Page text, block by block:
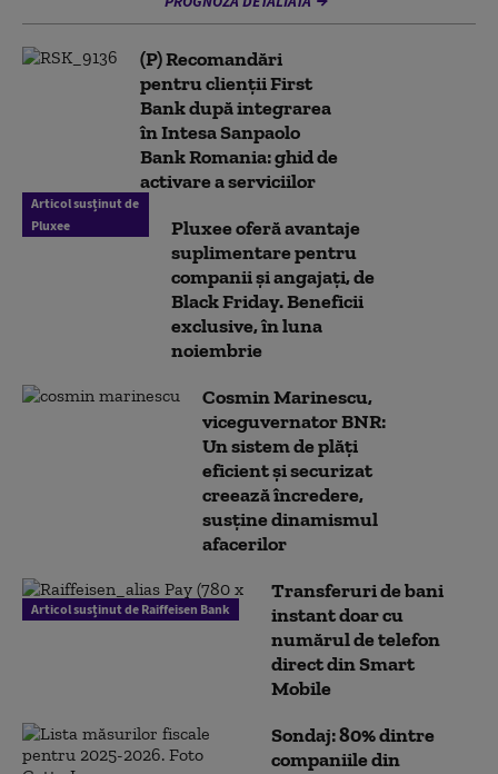
(P) Recomandări
pentru clienții First
Bank după integrarea
în Intesa Sanpaolo
Bank Romania: ghid de
activare a serviciilor
Articol susținut de
Pluxee
Pluxee oferă avantaje
suplimentare pentru
companii și angajați, de
Black Friday. Beneficii
exclusive, în luna
noiembrie
Cosmin Marinescu,
viceguvernator BNR:
Un sistem de plăți
eficient și securizat
creează încredere,
susține dinamismul
afacerilor
Articol susținut de Raiffeisen Bank
Transferuri de bani
instant doar cu
numărul de telefon
direct din Smart
Mobile
Sondaj: 80% dintre
companiile din